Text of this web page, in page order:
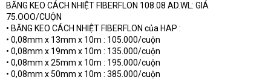
BĂNG KEO CÁCH NHIỆT FIBERFLON 108.08 AD.WL: GIÁ
75.OOO/CUỘN
• BĂNG KEO CÁCH NHIỆT FIBERFLON của HAP :
• 0,08mm x 13mm x 10m : 105.000/cuộn
• 0,08mm x 19mm x 10m : 135.000/cuộn
• 0,08mm x 25mm x 10m : 195.000/cuộn
• 0,08mm x 50mm x 10m : 385.000/cuộn